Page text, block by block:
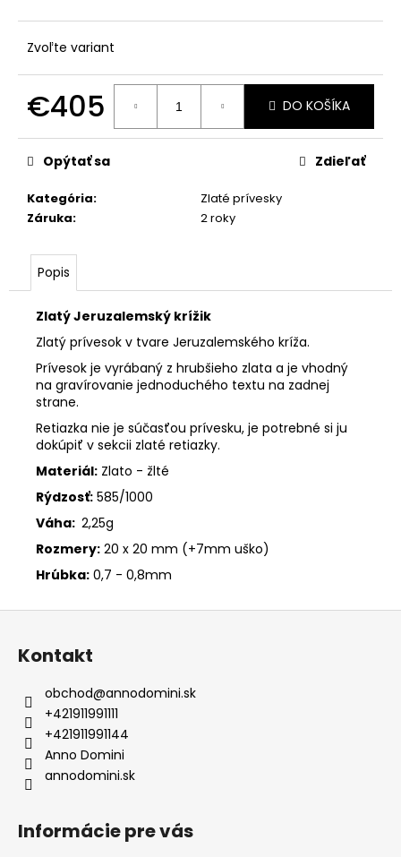
Zvoľte variant
€405
cena:
DO KOŠÍKA
Kategória:
Zlaté prívesky
Záruka: 2 roky
Opýtať sa Zdieľať
Popis
Zlatý Jeruzalemský krížik
Zlatý prívesok v tvare Jeruzalemského kríža.
Prívesok je vyrábaný z hrubšieho zlata a je vhodný
na gravírovanie jednoduchého textu na zadnej
strane.
Retiazka nie je súčasťou prívesku, je potrebné si ju
dokúpiť v sekcii zlaté retiazky.
Materiál: Zlato - žlté
Rýdzosť: 585/1000
Váha: 2,25g
Rozmery: 20 x 20 mm (+7mm uško)
Hrúbka: 0,7 - 0,8mm
€155
Z
Kontakt
obchod@annodomini.sk
+421911991111
+421911991144
Anno Domini
annodomini.sk
Informácie pre vás